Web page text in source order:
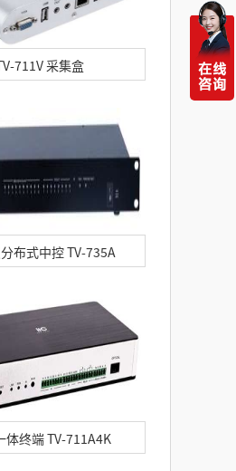
711V 采集盒
布式中控 TV-735A
体终端 TV-711A4K